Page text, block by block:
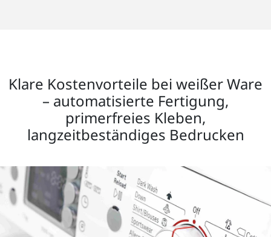
Klare Kostenvorteile bei weißer Ware
– automatisierte Fertigung,
primerfreies Kleben,
langzeitbeständiges Bedrucken